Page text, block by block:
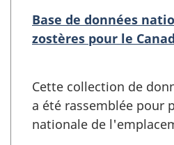
Base de données
zostères pour le
Cette collection de
a été rassemblée pour
nationale de